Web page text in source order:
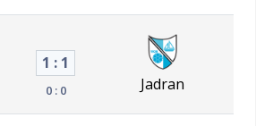
1 : 1
0 : 0 Jadran